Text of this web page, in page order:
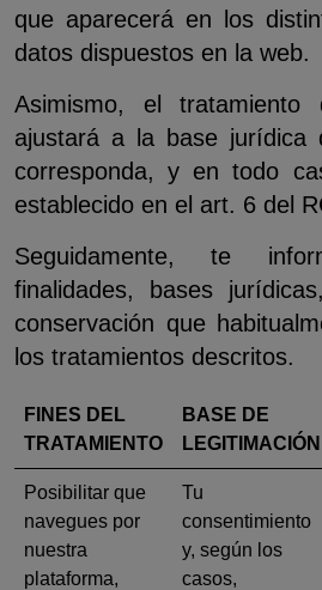
que aparecerá en los
datos dispuestos en la web.
Asimismo, el
ajustará a la base jurídica
corresponda, y en todo
establecido en el art. 6 del
Seguidamente, te
finalidades, bases
conservación que
los tratamientos descritos.
FINES DEL
TRATAMIENTO
BASE DE
LEGITIMACIÓN
Posibilitar que
navegues por
nuestra
plataforma,
Tu
consentimiento
y, según los
casos,